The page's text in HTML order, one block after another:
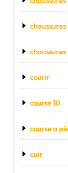
courir
course 10
course a
cuir